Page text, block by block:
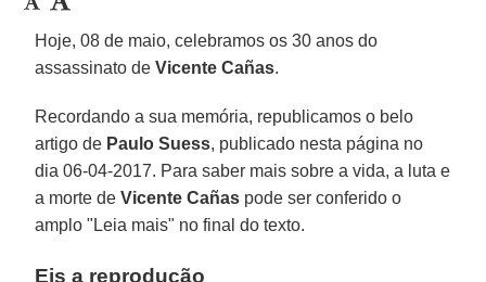
Hoje, 08 de maio, celebramos os 30 anos do
assassinato deVicente Cañas.
Recordando a sua memória, republicamos o belo
artigo de Paulo Suess, publicado nesta página no
dia 06-04-2017. Para saber mais sobre a vida, a luta e
a morte deVicente Cañas pode ser conferido o
amplo "Leia mais" no final do texto.
Eis a reprodução